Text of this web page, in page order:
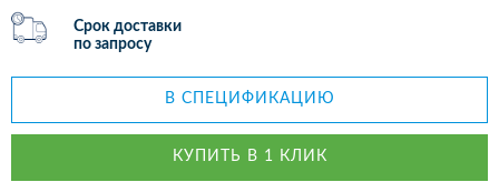
Срок доставки
по запросу
В СПЕЦИФИКАЦИЮ
КУПИТЬ В 1 КЛИК